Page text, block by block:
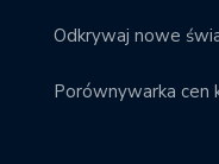
Odkrywaj nowe
Porównywarka cen